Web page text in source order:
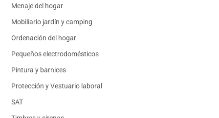
Menaje del hogar
Mobiliario jardín y camping
Ordenación del hogar
Pequeños electrodomésticos
Pintura y barnices
Protección y Vestuario laboral
SAT